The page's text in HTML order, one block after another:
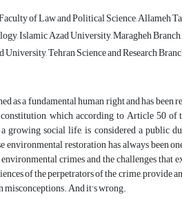
of Law and Political Science, Allameh
Islamic Azad University, Maragheh
Tehran Science and Research
as a fundamental human right and has
which according to Article 50
growing social life, is considered a public
environmental restoration has always been
crimes and the challenges that
of the perpetrators of the crime,
misconceptions. And it's wrong.